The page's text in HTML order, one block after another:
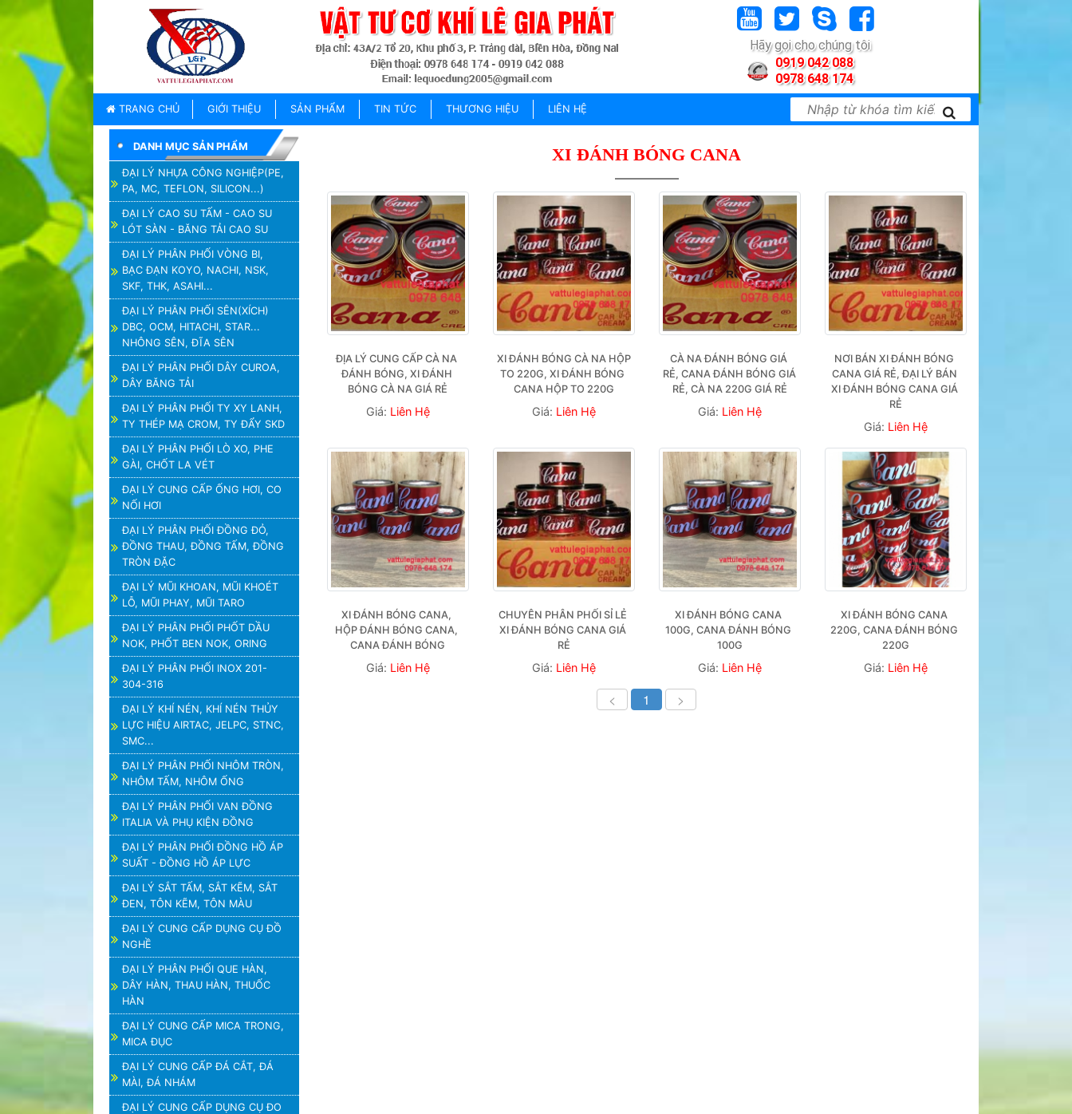
Hãy gọi cho chúng tôi
0919 042 088
0978 648 174
TRANG CHỦ GIỚI THIỆU SẢN PHẨM TIN TỨC THƯƠNG HIỆU LIÊN HỆ
TRANG
CHỦ
SẢN
PHẨM
THƯƠNG
TIN
TỨC
DANH MỤC SẢN PHẨM
ĐẠI LÝ NHỰA CÔNG NGHIỆP(PE,
PA, MC, TEFLON, SILICON...)
ĐẠI LÝ CAO SU TẤM - CAO SU
LÓT SÀN - BĂNG TẢI CAO SU
ĐẠI LÝ PHÂN PHỐI VÒNG BI,
BẠC ĐẠN KOYO, NACHI, NSK,
SKF, THK, ASAHI...
ĐẠI LÝ PHÂN PHỐI SÊN(XÍCH)
DBC, OCM, HITACHI, STAR...
NHÔNG SÊN, ĐĨA SÊN
ĐẠI LÝ PHÂN PHỐI DÂY CUROA,
DÂY BĂNG TẢI
ĐẠI LÝ PHÂN PHỐI TY XY LANH,
TY THÉP MẠ CROM, TY ĐẨY SKD
ĐẠI LÝ PHÂN PHỐI LÒ XO, PHE
GÀI, CHỐT LA VÉT
ĐẠI LÝ CUNG CẤP ỐNG HƠI, CO
NỐI HƠI
ĐẠI LÝ PHÂN PHỐI ĐỒNG ĐỎ,
ĐỒNG THAU, ĐỒNG TẤM, ĐỒNG
TRÒN ĐẶC
ĐẠI LÝ MŨI KHOAN, MŨI KHOÉT
LỖ, MŨI PHAY, MŨI TARO
ĐẠI LÝ PHÂN PHỐI PHỐT DẦU
NOK, PHỐT BEN NOK, ORING
ĐẠI LÝ PHÂN PHỐI INOX 201-
304-316
ĐẠI LÝ KHÍ NÉN, KHÍ NÉN THỦY
LỰC HIỆU AIRTAC, JELPC, STNC,
SMC...
ĐẠI LÝ PHÂN PHỐI NHÔM TRÒN,
NHÔM TẤM, NHÔM ỐNG
ĐẠI LÝ PHÂN PHỐI VAN ĐỒNG
ITALIA VÀ PHỤ KIỆN ĐỒNG
ĐẠI LÝ PHÂN PHỐI ĐỒNG HỒ ÁP
SUẤT - ĐỒNG HỒ ÁP LỰC
ĐẠI LÝ SẮT TẤM, SẮT KẼM, SẮT
ĐEN, TÔN KẼM, TÔN MÀU
ĐẠI LÝ CUNG CẤP DỤNG CỤ ĐỒ
NGHỀ
ĐẠI LÝ PHÂN PHỐI QUE HÀN,
DÂY HÀN, THAU HÀN, THUỐC
HÀN
ĐẠI LÝ CUNG CẤP MICA TRONG,
MICA ĐỤC
ĐẠI LÝ CUNG CẤP ĐÁ CẮT, ĐÁ
MÀI, ĐÁ NHÁM
ĐẠI LÝ CUNG CẤP DỤNG CỤ ĐO
XI ĐÁNH BÓNG CANA
ĐỊA LÝ CUNG CẤP CÀ NA
ĐÁNH BÓNG, XI ĐÁNH
BÓNG CÀ NA GIÁ RẺ
Giá: Liên Hệ
XI ĐÁNH BÓNG CÀ NA HỘP
TO 220G, XI ĐÁNH BÓNG
CANA HỘP TO 220G
Giá: Liên Hệ
CÀ NA ĐÁNH BÓNG GIÁ
RẺ, CANA ĐÁNH BÓNG GIÁ
RẺ, CÀ NA 220G GIÁ RẺ
Giá: Liên Hệ
NƠI BÁN XI ĐÁNH BÓNG
CANA GIÁ RẺ, ĐẠI LÝ BÁN
XI ĐÁNH BÓNG CANA GIÁ
RẺ
Giá: Liên Hệ
XI ĐÁNH BÓNG CANA,
HỘP ĐÁNH BÓNG CANA,
CANA ĐÁNH BÓNG
Giá: Liên Hệ
CHUYÊN PHÂN PHỐI SỈ LẺ
XI ĐÁNH BÓNG CANA GIÁ
RẺ
Giá: Liên Hệ
XI ĐÁNH BÓNG CANA
100G, CANA ĐÁNH BÓNG
100G
Giá: Liên Hệ
XI ĐÁNH BÓNG CANA
220G, CANA ĐÁNH BÓNG
220G
Giá: Liên Hệ
< 1 >